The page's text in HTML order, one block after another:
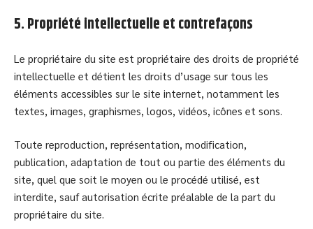
5. Propriété intellectuelle et contrefaçons
Le propriétaire du site est propriétaire des droits de propriété
intellectuelle et détient les droits d’usage sur tous les
éléments accessibles sur le site internet, notamment les
textes, images, graphismes, logos, vidéos, icônes et sons.
Toute reproduction, représentation, modification,
publication, adaptation de tout ou partie des éléments du
site, quel que soit le moyen ou le procédé utilisé, est
interdite, sauf autorisation écrite préalable de la part du
propriétaire du site.